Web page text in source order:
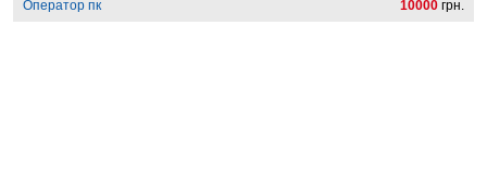
Оператор пк 10000 грн.